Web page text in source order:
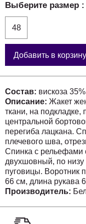
Выберите размер
48
Добавить в корзину
Состав: вискоза
Описание: Жакет
ткани, на подкладке,
центральной
перегиба лацкана.
плечевого шва,
Спинка с рельефами
двухшовный, по
пуговицы. Воротник
66 см, длина рукава
Производитель: